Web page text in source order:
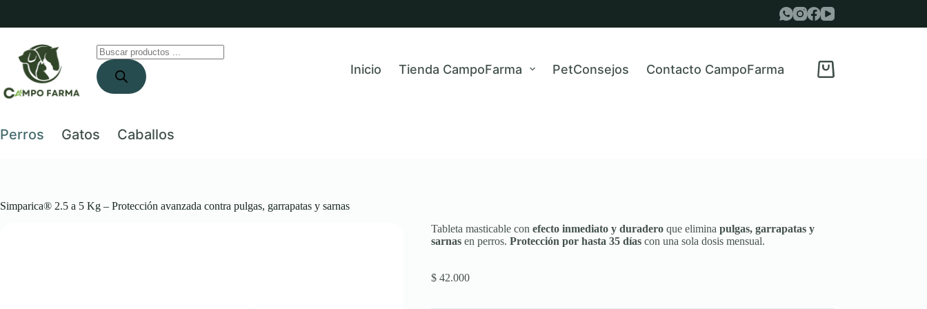
contenido
Búsqueda
de
productos
Inicio Tienda CampoFarma PetConsejos Contacto CampoFarma
Carro
Perros Gatos Caballos
Simparica® 2.5 a 5 Kg – Protección avanzada contra pulgas, garrapatas y sarnas
Tableta masticable con efecto inmediato y duraderoque elimina pulgas, garrapatas y
sarnasen perros. Protección por hasta 35 díascon una sola dosis mensual.
$42.000